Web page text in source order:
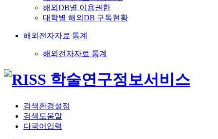
해외DB별 이용권한
대학별 해외DB 구독현황
해외전자자료 통계
해외전자자료 통계
검색환경설정
검색도움말
다국어입력